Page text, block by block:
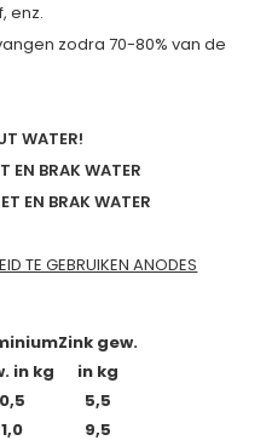
enz.
zodra 70-80% van de
WATER!
EN BRAK WATER
EN BRAK WATER
TE GEBRUIKEN ANODES
in kg
Zink gew.
in kg
0,5
5,5
1,0
9,5